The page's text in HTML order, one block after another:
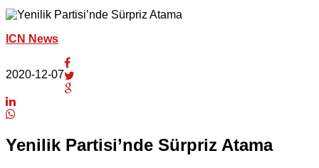
ICN News
2020-12-07
Yenilik Partisi’nde Sürpriz Atama